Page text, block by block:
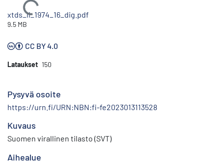
Ladataan...
xtds_li_1974_16_dig.pdf
9.5 MB
CC BY 4.0
Lataukset 150
Pysyvä osoite
https://urn.fi/URN:NBN:fi-fe2023013113528
Kuvaus
Suomen virallinen tilasto (SVT)
Aihealue